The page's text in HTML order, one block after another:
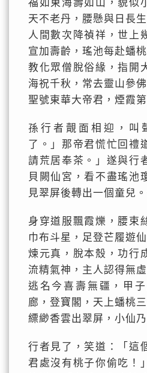
福如東海壽如山，貌似
天不老丹，腰懸與日長生
人間數次降禎祥，世上
宣加壽齡，瑤池每赴蟠桃
教化眾僧脫俗緣，指開
海祝千秋，常去靈山參佛
聖號東華大帝君，煙霞
孫行者覿面相迎，叫
了。」那帝君慌忙回禮
請荒居奉茶。」遂與行
貝闕仙宮，看不盡瑤池
見翠屏後轉出一個童兒
身穿道服飄霞爍，腰束
巾布斗星，足登芒履遊仙
煉元真，脫本殼，功行
流精氣神，主人認得無虛
逃名今喜壽無疆，甲
廊，登寶閣，天上蟠桃三
縹緲香雲出翠屏，小仙
行者見了，笑道：「這
君處沒有桃子你偷吃！